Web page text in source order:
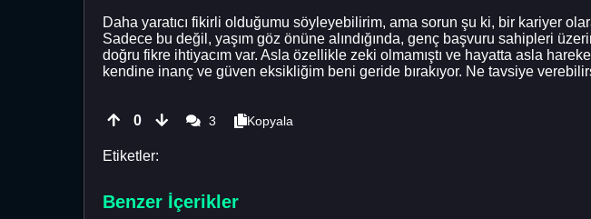
Daha yaratıcı fikirli olduğumu söyleyebilirim, ama sorun şu ki, bir kariyer
Sadece bu değil, yaşım göz önüne alındığında, genç başvuru sahipleri
doğru fikre ihtiyacım var. Asla özellikle zeki olmamıştı ve hayatta asla
kendine inanç ve güven eksikliğim beni geride bırakıyor. Ne tavsiye
0 3 Kopyala
Etiketler:
Benzer İçerikler